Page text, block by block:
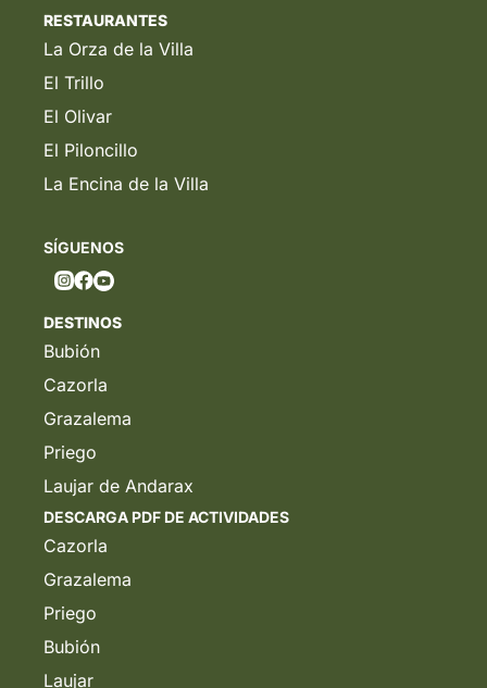
RESTAURANTES
La Orza de la Villa
El Trillo
El Olivar
El Piloncillo
La Encina de la Villa
SÍGUENOS
DESTINOS
Bubión
Cazorla
Grazalema
Priego
Laujar de Andarax
DESCARGA PDF DE ACTIVIDADES
Cazorla
Grazalema
Priego
Bubión
Laujar